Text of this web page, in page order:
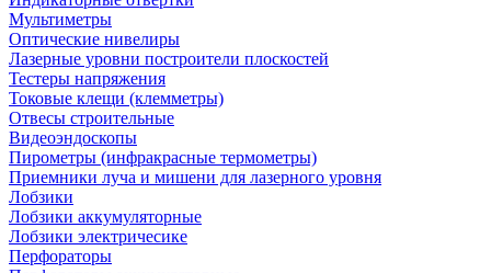
Мультиметры
Оптические нивелиры
Лазерные уровни построители плоскостей
Тестеры напряжения
Токовые клещи (клемметры)
Отвесы строительные
Видеоэндоскопы
Пирометры (инфракрасные термометры)
Приемники луча и мишени для лазерного уровня
Лобзики
Лобзики аккумуляторные
Лобзики электричесике
Перфораторы